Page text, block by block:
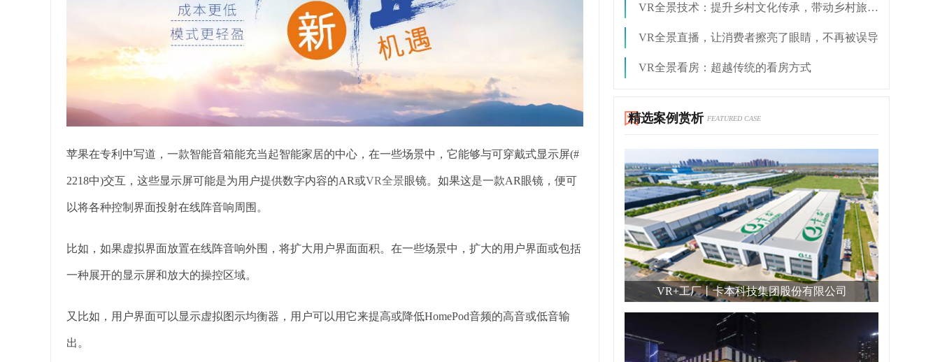
苹果在专利中写道，一款智能音箱能充当起智能家居的中心，在一些场景中，它能够与可穿戴式显示屏(#
2218中)交互，这些显示屏可能是为用户提供数字内容的AR或VR全景眼镜。如果这是一款AR眼镜，便可
以将各种控制界面投射在线阵音响周围。
比如，如果虚拟界面放置在线阵音响外围，将扩大用户界面面积。在一些场景中，扩大的用户界面或包括
一种展开的显示屏和放大的操控区域。
又比如，用户界面可以显示虚拟图示均衡器，用户可以用它来提高或降低HomePod音频的高音或低音输
出。
VR全景技术：提升乡村文化传承，带动乡村旅游发展
VR全景直播，让消费者擦亮了眼睛，不再被误导
VR全景看房：超越传统的看房方式
精选案例赏析 FEATURED CASE
VR+工厂丨卡本科技集团股份有限公司